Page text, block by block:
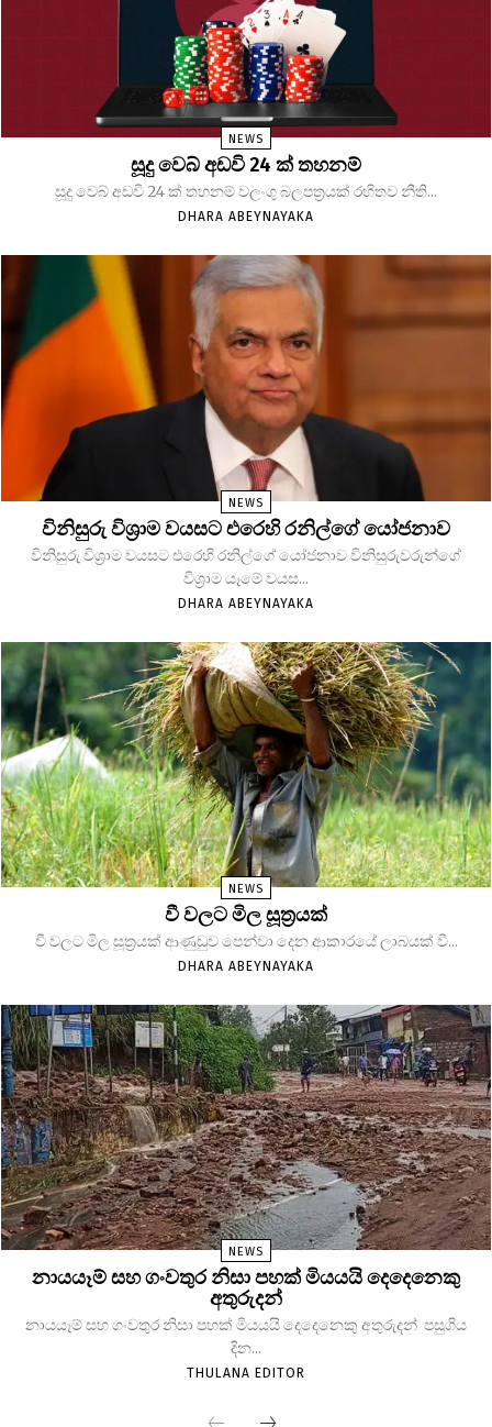
NEWS
සූදු වෙබ් අඩවි 24 ක් තහනම්
සූදු වෙබ් අඩවි 24 ක් තහනම් වලංගු බලපත්‍රයක් රහිතව නීති...
DHARA ABEYNAYAKA
NEWS
විනිසුරු විශ්‍රාම වයසට එරෙහි රනිල්ගේ යෝජනාව
විනිසුරු විශ්‍රාම වයසට එරෙහි රනිල්ගේ යෝජනාව විනිසුරුවරුන්ගේ
විශ්‍රාම යෑමේ වයස...
DHARA ABEYNAYAKA
NEWS
වී වලට මිල සූත්‍රයක්
වී වලට මිල සූත්‍රයක් ආණුඩුව පෙන්වා දෙන ආකාරයේ ලාබයක් වී...
DHARA ABEYNAYAKA
NEWS
නායයෑම් සහ ගංවතුර නිසා පහක් මියයයි දෙදෙනෙකු
අතුරුදන්
නායයෑම් සහ ගංවතුර නිසා පහක් මියයයි දෙදෙනෙකු අතුරුදන් පසුගිය
දින...
THULANA EDITOR